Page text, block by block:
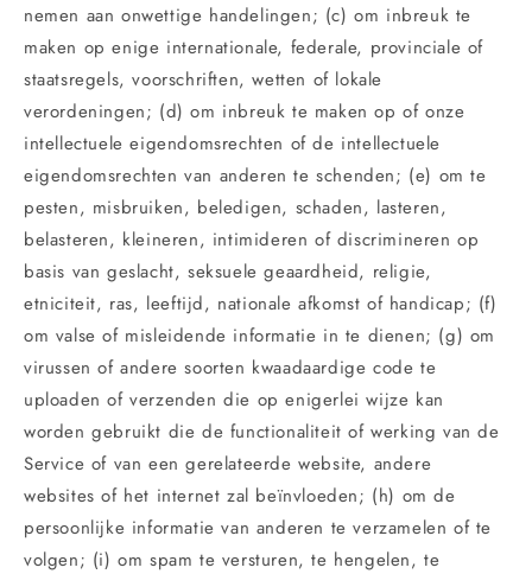
nemen aan onwettige handelingen; (c) om inbreuk te
maken op enige internationale, federale, provinciale of
staatsregels, voorschriften, wetten of lokale
verordeningen; (d) om inbreuk te maken op of onze
intellectuele eigendomsrechten of de intellectuele
eigendomsrechten van anderen te schenden; (e) om te
pesten, misbruiken, beledigen, schaden, lasteren,
belasteren, kleineren, intimideren of discrimineren op
basis van geslacht, seksuele geaardheid, religie,
etniciteit, ras, leeftijd, nationale afkomst of handicap; (f)
om valse of misleidende informatie in te dienen; (g) om
virussen of andere soorten kwaadaardige code te
uploaden of verzenden die op enigerlei wijze kan
worden gebruikt die de functionaliteit of werking van de
Service of van een gerelateerde website, andere
websites of het internet zal beïnvloeden; (h) om de
persoonlijke informatie van anderen te verzamelen of te
volgen; (i) om spam te versturen, te hengelen, te